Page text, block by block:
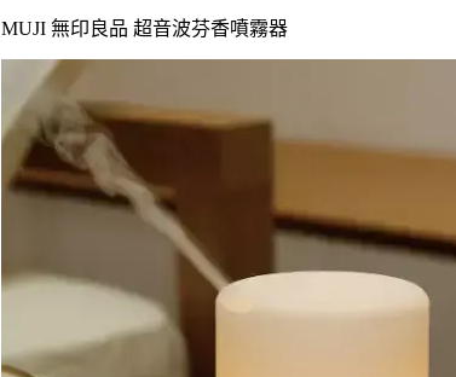
MUJI 無印良品 超音波芬香噴霧器